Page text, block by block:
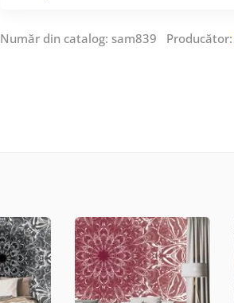
Număr din catalog: sam839 Producător: